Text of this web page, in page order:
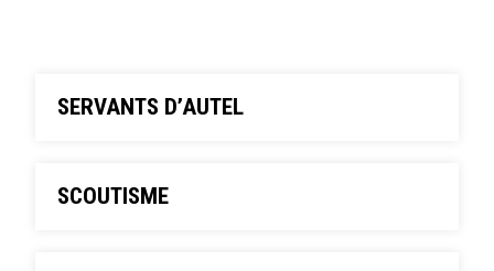
SERVANTS D’AUTEL
SCOUTISME